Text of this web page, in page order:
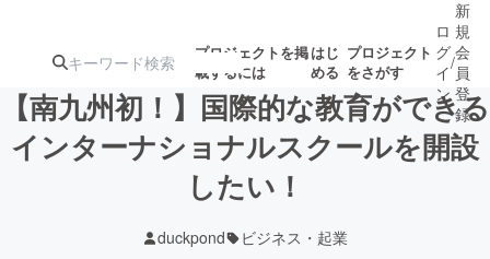
プロジェクトを掲
載するには
はじ
める
プロジェクト
をさがす
注目の新着プロ 募集終了が近いプ
ロ
グ
イ
ン
/
新
規
会
員
登
録
【南九州初！】国際的な教育ができる
インターナショナルスクールを開設
したい！
duckpond ビジネス・起業